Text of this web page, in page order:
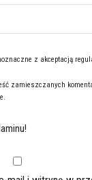
z akceptacją
zamieszczanych